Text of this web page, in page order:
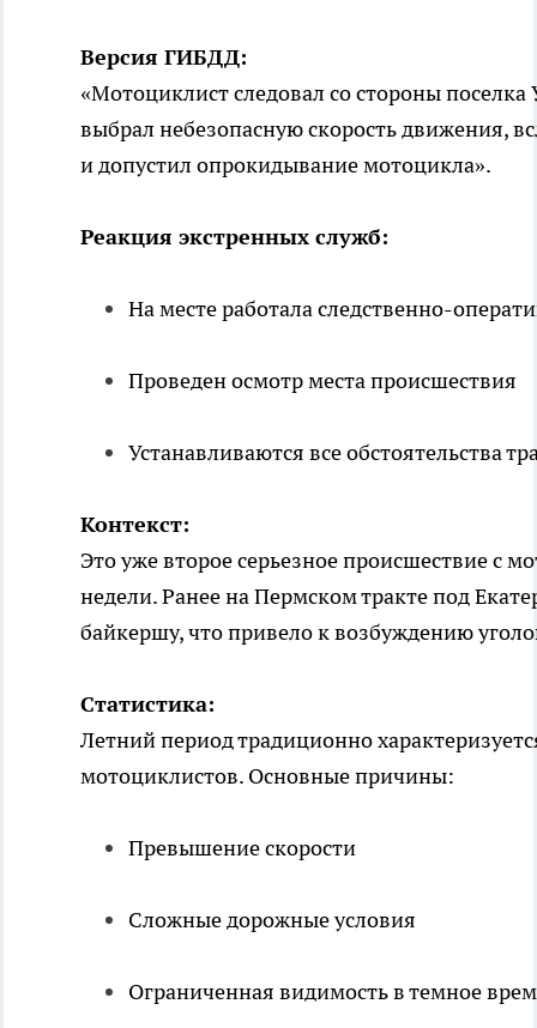
Версия ГИБДД:
«Мотоциклист следовал со стороны
выбрал небезопасную скорость движения,
и допустил опрокидывание мотоцикла».
Реакция экстренных служб:
На месте работала следственно-
Проведен осмотр места происшествия
Устанавливаются все обстоятельства
Контекст:
Это уже второе серьезное происшествие с
недели. Ранее на Пермском тракте под
байкершу, что привело к возбуждению
Статистика:
Летний период традиционно
мотоциклистов. Основные причины:
Превышение скорости
Сложные дорожные условия
Ограниченная видимость в темное